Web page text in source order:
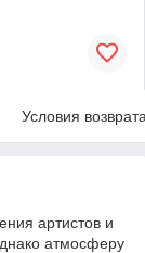
Условия
артистов и
атмосферу